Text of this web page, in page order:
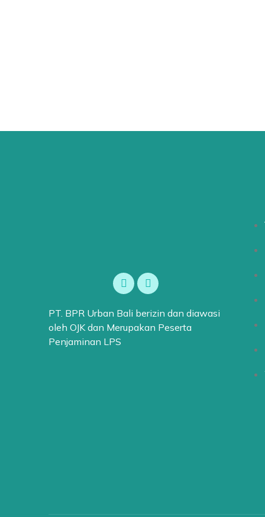
PT. BPR Urban Bali berizin dan diawasi
oleh OJK dan Merupakan Peserta
Penjaminan LPS